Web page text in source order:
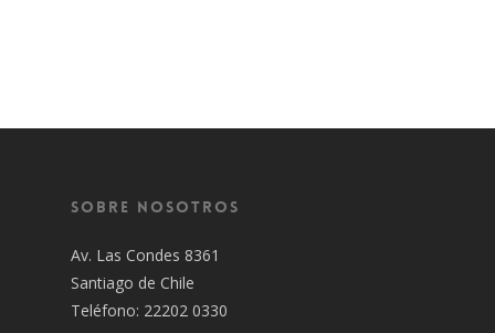
Sobre Nosotros
Av. Las Condes 8361
Santiago de Chile
Teléfono: 22202 0330